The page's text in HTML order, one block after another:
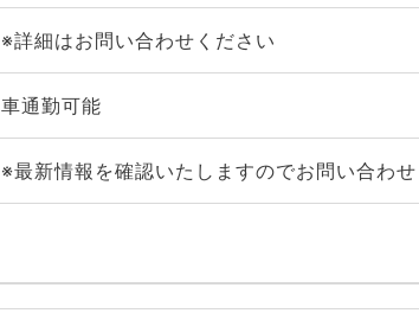
※詳細はお問い合わせください
車通勤可能
※最新情報を確認いたしますのでお問い合わ